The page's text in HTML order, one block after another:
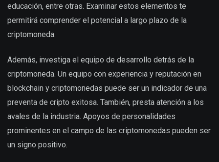
educación, entre otras. Examinar estos elementos te
permitirá comprender el potencial a largo plazo de la
criptomoneda.
Además, investiga el equipo de desarrollo detrás de la
criptomoneda. Un equipo con experiencia y reputación en
blockchain y criptomonedas puede ser un indicador de una
preventa de cripto exitosa. También, presta atención a los
avales de la industria. Apoyos de personalidades
prominentes en el campo de las criptomonedas pueden ser
un signo positivo.